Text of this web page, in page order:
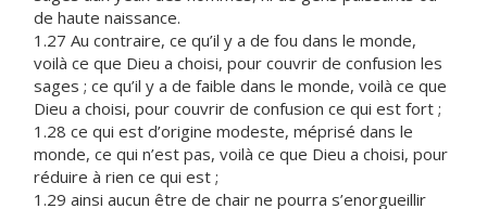
de haute naissance.
1.27 Au contraire, ce qu’il y a de fou dans le monde,
voilà ce que Dieu a choisi, pour couvrir de confusion les
sages ; ce qu’il y a de faible dans le monde, voilà ce que
Dieu a choisi, pour couvrir de confusion ce qui est fort ;
1.28 ce qui est d’origine modeste, méprisé dans le
monde, ce qui n’est pas, voilà ce que Dieu a choisi, pour
réduire à rien ce qui est ;
1.29 ainsi aucun être de chair ne pourra s’enorgueillir